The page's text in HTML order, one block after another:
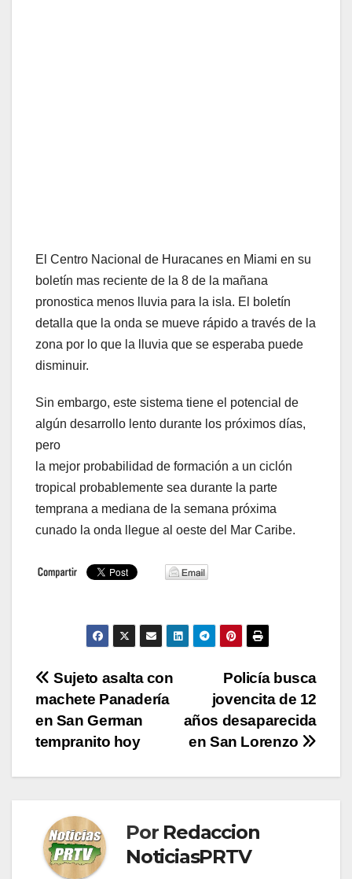
El Centro Nacional de Huracanes en Miami en su
boletín mas reciente de la 8 de la mañana
pronostica menos lluvia para la isla. El boletín
detalla que la onda se mueve rápido a través de la
zona por lo que la lluvia que se esperaba puede
disminuir.
Sin embargo, este sistema tiene el potencial de
algún desarrollo lento durante los próximos días,
pero
la mejor probabilidad de formación a un ciclón
tropical probablemente sea durante la parte
temprana a mediana de la semana próxima
cunado la onda llegue al oeste del Mar Caribe.
Navegación
de
entradas
Policía busca
jovencita de 12
años desaparecida
en San Lorenzo
Sujeto asalta con
machete Panadería
en San German
tempranito hoy
Por Redaccion
NoticiasPRTV